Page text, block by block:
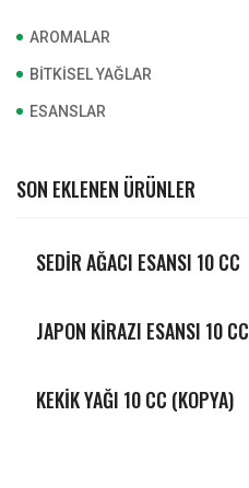
AROMALAR
BITKISEL YAĞLAR
ESANSLAR
SON EKLENEN ÜRÜNLER
SEDİR AĞACI ESANSI 10 CC
JAPON KİRAZI ESANSI 10 CC
KEKİK YAĞI 10 CC (KOPYA)